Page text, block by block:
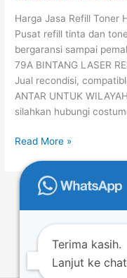
Harga Jasa Refill Toner
Pusat refill tinta dan
bergaransi sampai
79A BINTANG LASER
Jual recondisi,
ANTAR UNTUK
silahkan hubungi
[CF279A]
HP
Lj
Pro
M12w
Read More »
Terima kasih.
Lanjut ke